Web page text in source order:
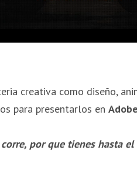
creativa como diseño,
para presentarlos en
corre, por que tienes hasta